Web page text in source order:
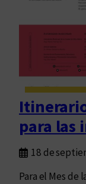
para las
18 de
Para el Mes de